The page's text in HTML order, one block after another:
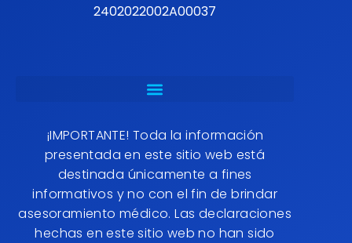
2402022002A00037
¡IMPORTANTE! Toda la información
presentada en este sitio web está
destinada únicamente a fines
informativos y no con el fin de brindar
asesoramiento médico. Las declaraciones
hechas en este sitio web no han sido